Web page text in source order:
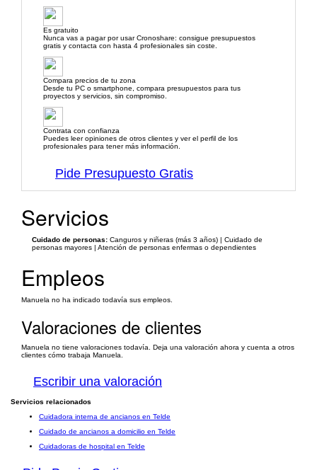
Es gratuito
Nunca vas a pagar por usar Cronoshare: consigue presupuestos
gratis y contacta con hasta 4 profesionales sin coste.
Compara precios de tu zona
Desde tu PC o smartphone, compara presupuestos para tus
proyectos y servicios, sin compromiso.
Contrata con confianza
Puedes leer opiniones de otros clientes y ver el perfil de los
profesionales para tener más información.
Pide Presupuesto Gratis
Servicios
Cuidado de personas: Canguros y niñeras (más 3 años) | Cuidado de
personas mayores | Atención de personas enfermas o dependientes
Empleos
Manuela no ha indicado todavía sus empleos.
Valoraciones de clientes
Manuela no tiene valoraciones todavía. Deja una valoración ahora y cuenta a otros
clientes cómo trabaja Manuela.
Escribir una valoración
Servicios relacionados
Cuidadora interna de ancianos en Telde
Cuidado de ancianos a domicilio en Telde
Cuidadoras de hospital en Telde